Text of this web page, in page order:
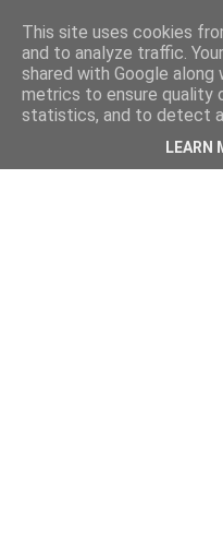
This site uses cookies
and to analyze traffic.
shared with Google
metrics to ensure quality
statistics, and to detect
LEARN